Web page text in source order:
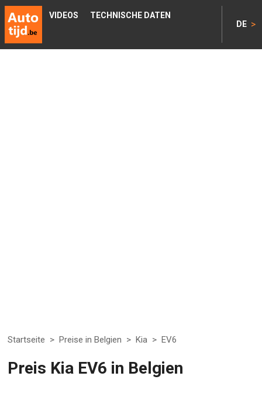
VIDEOS
TECHNISCHE DATEN
DE >
Startseite > Preise in Belgien > Kia > EV6
Preis Kia EV6 in Belgien